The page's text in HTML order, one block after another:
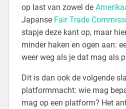
op last van zowel de
Japanse Fair Trade
stapje deze kant op, maar
minder haken en ogen aan:
weer weg als je dat mag als
Dit is dan ook de volgende
platformmacht: wie mag
mag op een platform? Het